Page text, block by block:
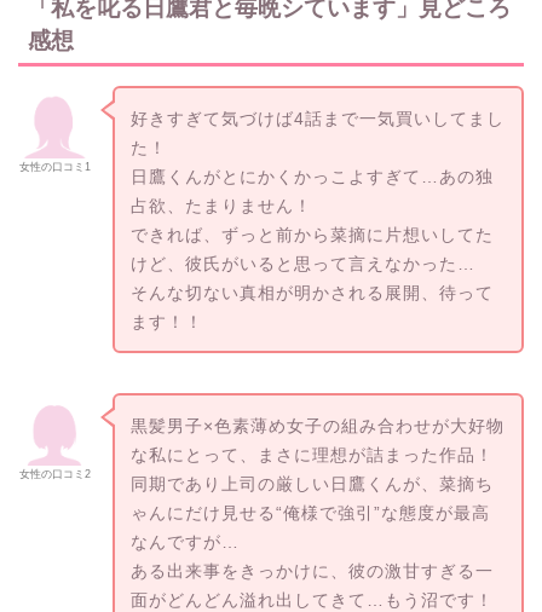
「私を叱る日鷹君と毎晩シています」見どころ
感想
女性の口コミ1
好きすぎて気づけば4話まで一気買いしてまし
た！
日鷹くんがとにかくかっこよすぎて…あの独
占欲、たまりません！
できれば、ずっと前から菜摘に片想いしてた
けど、彼氏がいると思って言えなかった…
そんな切ない真相が明かされる展開、待って
ます！！
女性の口コミ2
黒髪男子×色素薄め女子の組み合わせが大好物
な私にとって、まさに理想が詰まった作品！
同期であり上司の厳しい日鷹くんが、菜摘ち
ゃんにだけ見せる“俺様で強引”な態度が最高
なんですが…
ある出来事をきっかけに、彼の激甘すぎる一
面がどんどん溢れ出してきて…もう沼です！